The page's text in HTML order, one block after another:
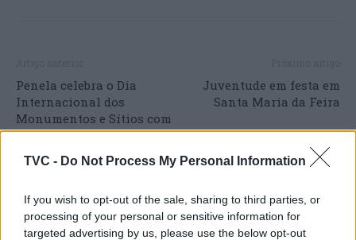
TVC - Do Not Process My Personal Information
If you wish to opt-out of the sale, sharing to third parties, or
processing of your personal or sensitive information for
targeted advertising by us, please use the below opt-out
Penela celebra o Dia
Internacional dos
Monumentos e Sítios com
visitas guiadas gratuitas
Juventude em festa em
Santa Maria da Feira
ARTIGOS RELACIONADOSMAIS DO AUTOR